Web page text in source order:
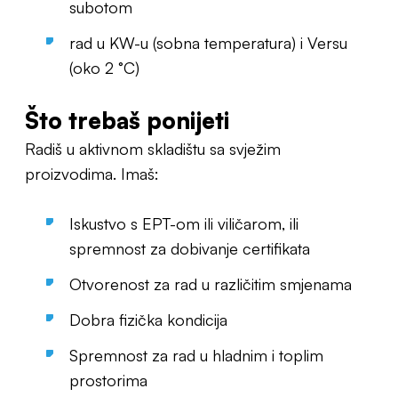
subotom
rad u KW-u (sobna temperatura) i Versu
(oko 2 °C)
Što trebaš ponijeti
Radiš u aktivnom skladištu sa svježim
proizvodima. Imaš:
Iskustvo s EPT-om ili viličarom, ili
spremnost za dobivanje certifikata
Otvorenost za rad u različitim smjenama
Dobra fizička kondicija
Spremnost za rad u hladnim i toplim
prostorima